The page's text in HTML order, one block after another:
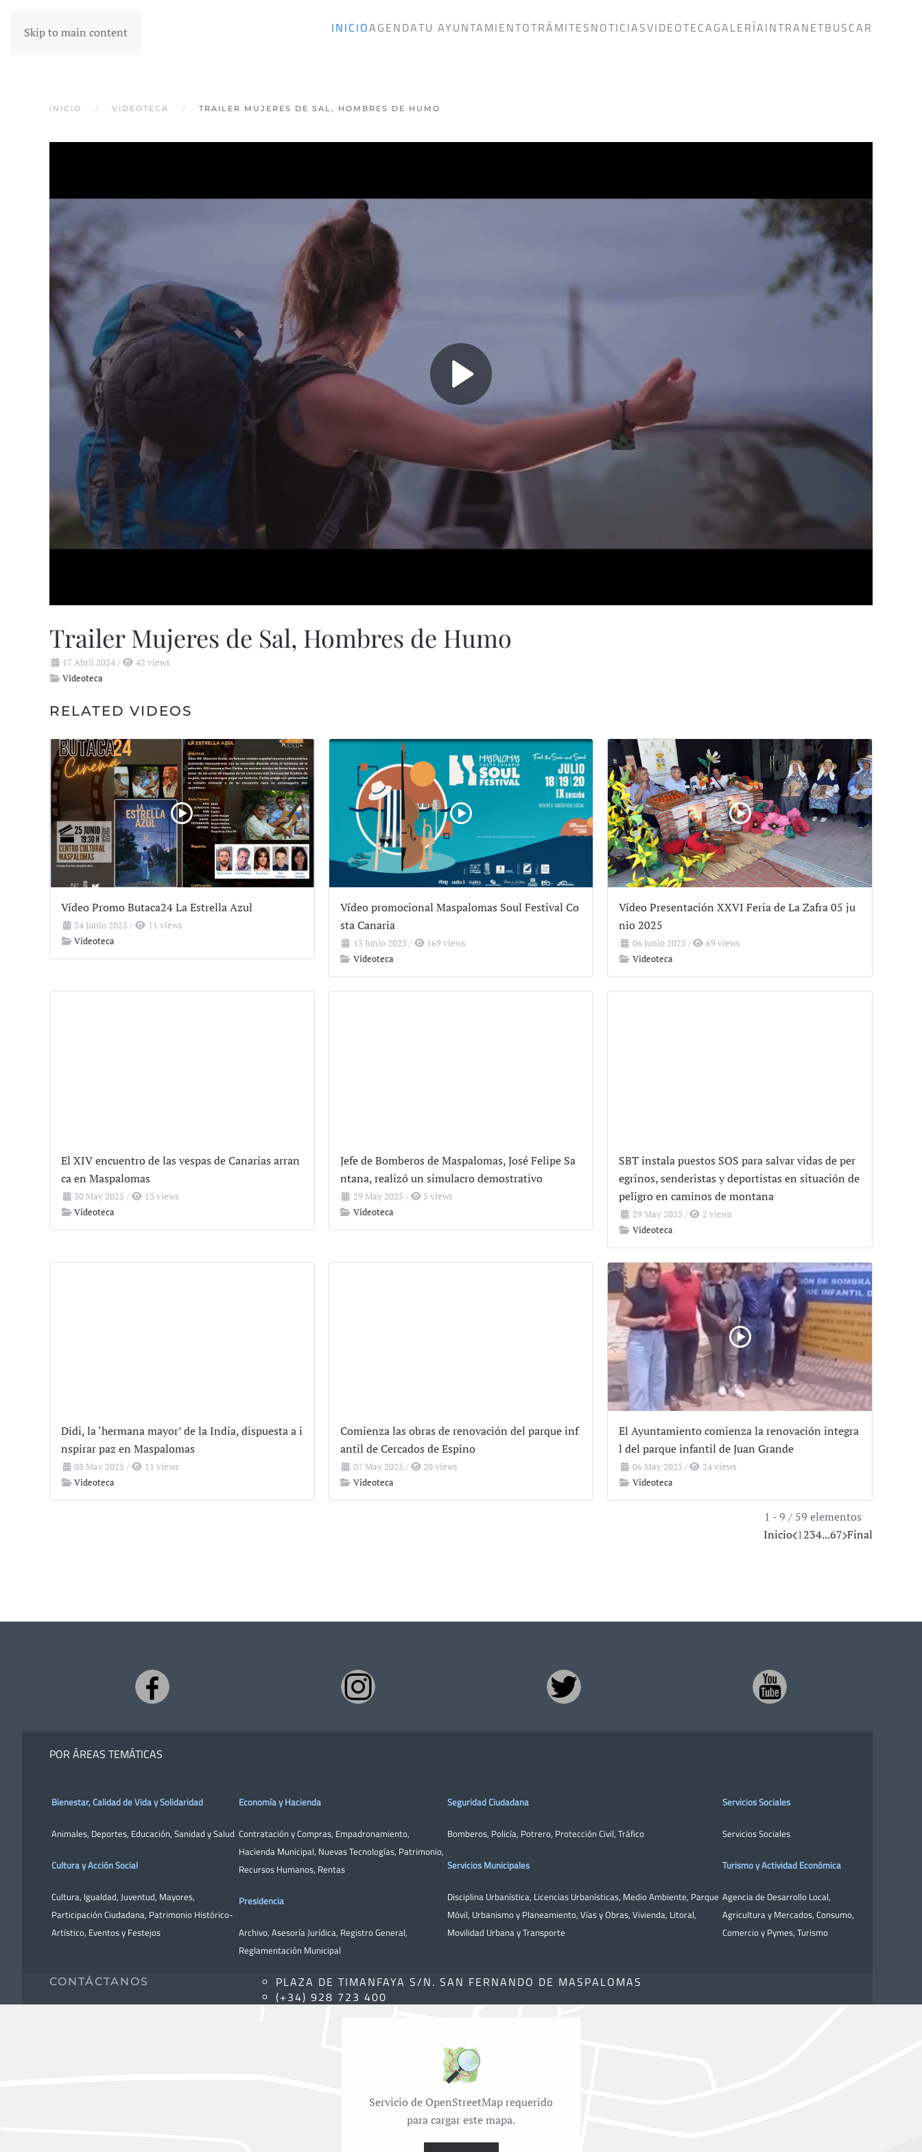
Skip to main content INICIOAGENDATU AYUNTAMIENTOTRÁMITESNOTICIASVIDEOTECAGALERÍAINTRANETBUSCAR
INICIO VIDEOTECA TRAILER MUJERES DE SAL, HOMBRES DE HUMO
Trailer Mujeres de Sal, Hombres de Humo
17 Abril 2024/
42 views
Videoteca
RELATED VIDEOS
Vídeo Promo Butaca24 La Estrella Azul
24 Junio 2025 /
11 views
Videoteca
Vídeo promocional Maspalomas Soul Festival Co
sta Canaria
13 Junio 2025 /
169 views
Videoteca
Vídeo Presentación XXVI Feria de La Zafra 05 ju
nio 2025
06 Junio 2025 /
69 views
Videoteca
El XIV encuentro de las vespas de Canarias arran
ca en Maspalomas
30 May 2025 /
13 views
Videoteca
Jefe de Bomberos de Maspalomas, José Felipe Sa
ntana, realizó un simulacro demostrativo
29 May 2025 /
5 views
Videoteca
SBT instala puestos SOS para salvar vidas de per
egrinos, senderistas y deportistas en situación de
peligro en caminos de montana
29 May 2025 /
2 views
Videoteca
Didi, la ‘hermana mayor’ de la India, dispuesta a i
nspirar paz en Maspalomas
08 May 2025 /
11 views
Videoteca
Comienza las obras de renovación del parque inf
antil de Cercados de Espino
07 May 2025 /
20 views
Videoteca
El Ayuntamiento comienza la renovación integra
l del parque infantil de Juan Grande
06 May 2025 /
24 views
Videoteca
1 - 9 / 59 elementos
Inicio 1234...67 Final
POR ÁREAS TEMÁTICAS
Bienestar, Calidad de Vida y Solidaridad
Animales, Deportes, Educación, Sanidad y Salud
Cultura y Acción Social
Cultura, Igualdad, Juventud, Mayores,
Participación Ciudadana, Patrimonio Histórico-
Artístico, Eventos y Festejos
Economía y Hacienda
Contratación y Compras, Empadronamiento,
Hacienda Municipal, Nuevas Tecnologías, Patrimonio,
Recursos Humanos, Rentas
Presidencia
Archivo, Asesoría Jurídica, Registro General,
Reglamentación Municipal
Seguridad Ciudadana
Bomberos, Policía, Potrero, Protección Civil, Tráfico
Servicios Municipales
Disciplina Urbanística, Licencias Urbanísticas, Medio Ambiente, Parque
Móvil, Urbanismo y Planeamiento, Vías y Obras, Vivienda, Litoral,
Movilidad Urbana y Transporte
Servicios Sociales
Servicios Sociales
Turismo y Actividad Económica
Agencia de Desarrollo Local,
Agricultura y Mercados, Consumo,
Comercio y Pymes, Turismo
CONTÁCTANOS
PLAZA DE TIMANFAYA S/N. SAN FERNANDO DE MASPALOMAS
(+34) 928 723 400
Servicio de OpenStreetMap requerido
para cargar este mapa.